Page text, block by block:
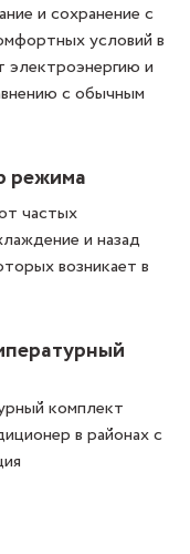
и сохранение с
условий в
электроэнергию и
с обычным
режима
частых
и назад
возникает в
комплект
в районах с